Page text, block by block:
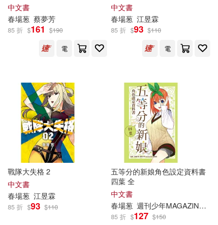
中文書
春場葱 蔡夢芳
85 折 $161 $190
電
中文書
春場葱 江昱霖
85 折 $93 $110
電
戰隊大失格 2
中文書
春場葱 江昱霖
85 折 $93 $110
五等分的新娘角色設定資料書
四葉 全
中文書
春場葱 週刊少年MAGAZINE編輯部
85 折 $127 $150